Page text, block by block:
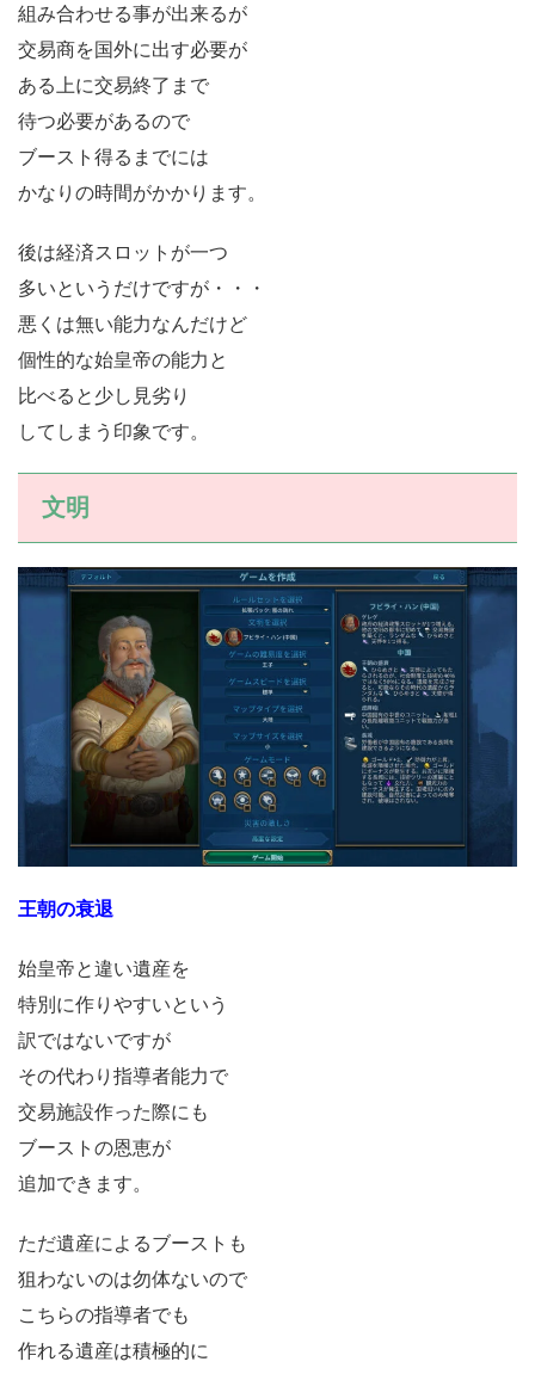
組み合わせる事が出来るが
交易商を国外に出す必要が
ある上に交易終了まで
待つ必要があるので
ブースト得るまでには
かなりの時間がかかります。
後は経済スロットが一つ
多いというだけですが・・・
悪くは無い能力なんだけど
個性的な始皇帝の能力と
比べると少し見劣り
してしまう印象です。
文明
王朝の衰退
始皇帝と違い遺産を
特別に作りやすいという
訳ではないですが
その代わり指導者能力で
交易施設作った際にも
ブーストの恩恵が
追加できます。
ただ遺産によるブーストも
狙わないのは勿体ないので
こちらの指導者でも
作れる遺産は積極的に